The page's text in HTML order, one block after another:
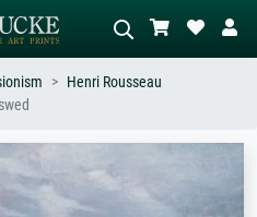
abstrakt med mycket rött, mörk
oljemålning, stående naken bredvid ett
Henri Rousseau